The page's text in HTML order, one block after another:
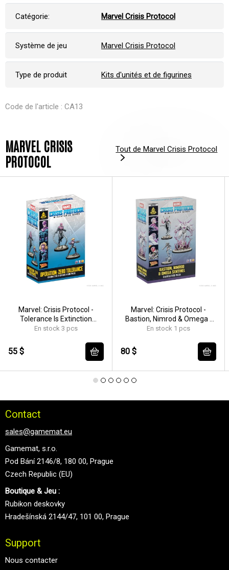
Catégorie: Marvel Crisis Protocol
Système de jeu Marvel Crisis Protocol
Type de produit Kits d'unités et de figurines
Code de l'article : CA13
MARVEL CRISIS
PROTOCOL
Tout de Marvel Crisis Protocol
Marvel: Crisis Protocol -
Tolerance Is Extinction
Character & Crisis Card Pack -
En stock 3 pcs
55 $
Marvel: Crisis Protocol -
Bastion, Nimrod & Omega -
EN/FR/SP
En stock 1 pcs
80 $
Contact
sales@gamemat.eu
Gamemat, s.r.o.
Pod Bání 2146/8, 180 00, Prague
Czech Republic (EU)
Boutique & Jeu :
Rubikon deskovky
Hradešínská 2144/47, 101 00, Prague
Support
Nous contacter